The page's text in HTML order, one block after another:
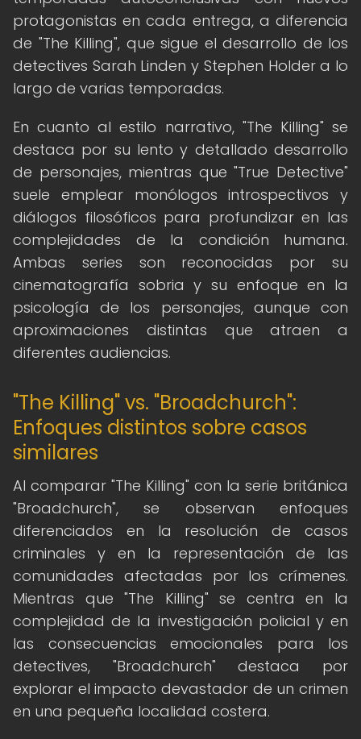
protagonistas en cada entrega, a diferencia
de "The Killing", que sigue el desarrollo de los
detectives Sarah Linden y Stephen Holder a lo
largo de varias temporadas.
En cuanto al estilo narrativo, "The Killing" se
destaca por su lento y detallado desarrollo
de personajes, mientras que "True Detective"
suele emplear monólogos introspectivos y
diálogos filosóficos para profundizar en las
complejidades de la condición humana.
Ambas series son reconocidas por su
cinematografía sobria y su enfoque en la
psicología de los personajes, aunque con
aproximaciones distintas que atraen a
diferentes audiencias.
"The Killing" vs. "Broadchurch":
Enfoques distintos sobre casos
similares
Al comparar "The Killing" con la serie británica
"Broadchurch", se observan enfoques
diferenciados en la resolución de casos
criminales y en la representación de las
comunidades afectadas por los crímenes.
Mientras que "The Killing" se centra en la
complejidad de la investigación policial y en
las consecuencias emocionales para los
detectives, "Broadchurch" destaca por
explorar el impacto devastador de un crimen
en una pequeña localidad costera.